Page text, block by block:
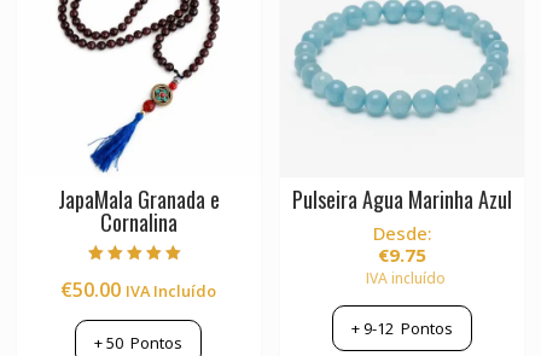
chosen
on
JapaMala Granada e
Cornalina
5.00
€50.00 IVA Incluído
+50 Pontos
Pulseira Agua Marinha Azul
Desde:
€9.75
IVA incluído
+9-12 Pontos